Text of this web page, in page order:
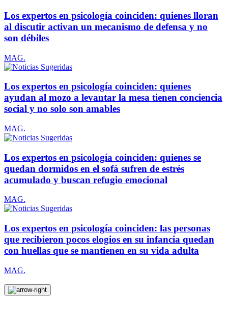
Los expertos en psicología coinciden: quienes lloran
al discutir activan un mecanismo de defensa y no
son débiles
MAG.
Los expertos en psicología coinciden: quienes
ayudan al mozo a levantar la mesa tienen conciencia
social y no solo son amables
MAG.
Los expertos en psicología coinciden: quienes se
quedan dormidos en el sofá sufren de estrés
acumulado y buscan refugio emocional
MAG.
Los expertos en psicología coinciden: las personas
que recibieron pocos elogios en su infancia quedan
con huellas que se mantienen en su vida adulta
MAG.